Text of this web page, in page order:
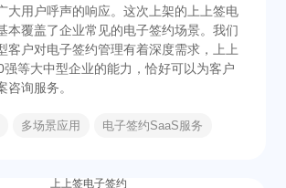
大用户呼声的响应。这次上架的上上签电
本覆盖了企业常见的电子签约场景。我们
客户对电子签约管理有着深度需求，上上
强等大中型企业的能力，恰好可以为客户
咨询服务。
多场景应用 电子签约SaaS服务